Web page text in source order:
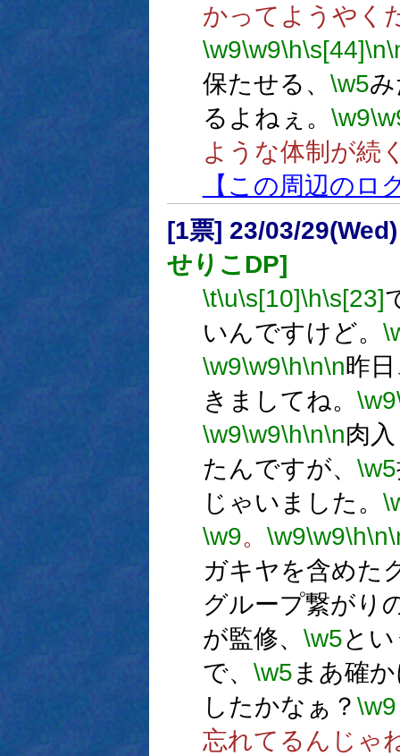
かってようやく
\w9\w9\h\s[44]\n
保たせる、 \w5
るよねぇ。 \w9
ような体制が続
【この周辺のロ
[1票] 23/03/
せりこDP]
\t\u\s[10]\h\s[23]
いんですけど。
\w9\w9\h\n\n昨
きましてね。 \w9
\w9\w9\h\n\n肉
たんですが、 \w5
じゃいました。
\w9。 \w9\w9\h\n
ガキヤを含めた
グループ繋がり
が監修、 \w5と
で、 \w5まあ確
したかなぁ？ \w9
忘れてるんじゃ